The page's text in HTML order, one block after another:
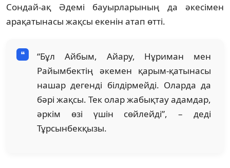
Сондай-ақ Әдемі бауырларының да әкесімен
арақатынасы жақсы екенін атап өтті.
“Бұл Айбым, Айару, Нұриман мен
Райымбектің әкемен қарым-қатынасы
нашар дегенді білдірмейді. Оларда да
бәрі жақсы. Тек олар жабықтау адамдар,
әркім өзі үшін сөйлейді”, – деді
Тұрсынбекқызы.